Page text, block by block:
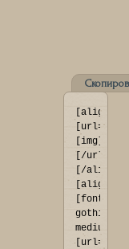
[/url]
[/align]
gothic
medium]